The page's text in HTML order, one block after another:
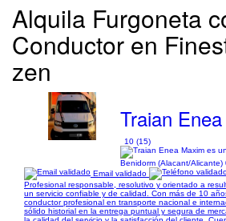
Alquila Furgoneta
Conductor en
zen
Traian
10 (15)
Benidorm (Alacant/Alicante)
Email validado
Profesional responsable, resolutivo y orientado a
un servicio confiable y de calidad. Con más de 10
conductor profesional en transporte nacional e
sólido historial en la entrega puntual y segura de